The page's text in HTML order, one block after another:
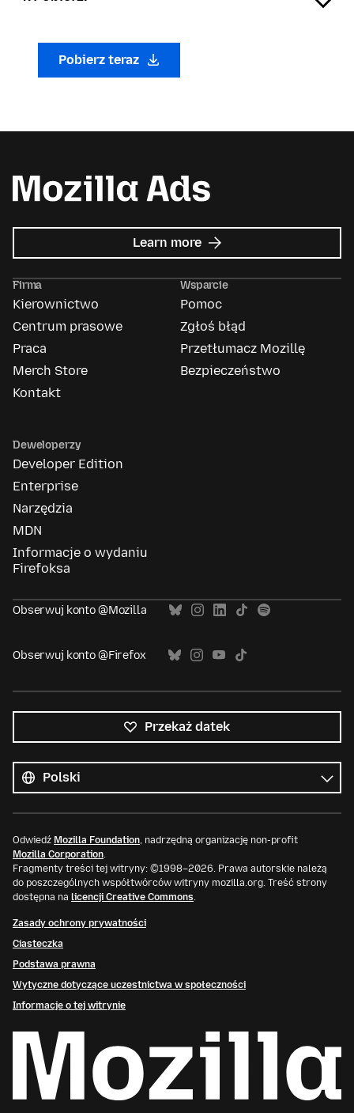
Pobierz teraz
Learn more about
Mozilla
Firma
Kierownictwo
Centrum prasowe
Praca
Merch Store
Kontakt
Wsparcie
Pomoc
Zgłoś błąd
Przetłumacz Mozillę
Bezpieczeństwo
Deweloperzy
Developer Edition
Enterprise
Narzędzia
MDN
Informacje o wydaniu
Firefoksa
Obserwuj konto @Mozilla
Obserwuj konto @Firefox
Przekaż datek
języki
Język
Odwiedź Mozilla Foundation, nadrzędną organizację non-profit
Mozilla Corporation.
Fragmenty treści tej witryny: ©1998–2026. Prawa autorskie należą
do poszczególnych współtwórców witryny mozilla.org. Treść strony
dostępna na licencji Creative Commons.
Zasady ochrony prywatności
Ciasteczka
Podstawa prawna
Wytyczne dotyczące uczestnictwa w społeczności
Informacje o tej witrynie